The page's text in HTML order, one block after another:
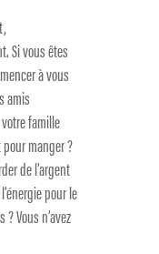
Si vous êtes
à vous
amis
famille
manger ?
de l’argent
pour le
Vous n’avez